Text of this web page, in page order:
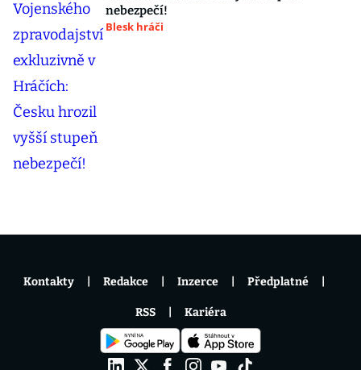
nebezpečí!
Blesk hráči
Kontakty Redakce Inzerce Předplatné
RSS Kariéra